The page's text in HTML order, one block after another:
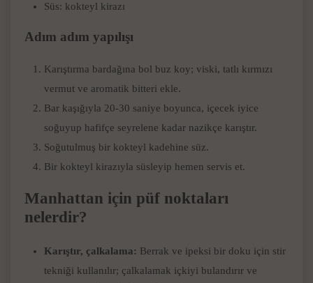
Süs: kokteyl kirazı
Adım adım yapılışı
Karıştırma bardağına bol buz koy; viski, tatlı kırmızı
vermut ve aromatik bitteri ekle.
Bar kaşığıyla 20-30 saniye boyunca, içecek iyice
soğuyup hafifçe seyrelene kadar nazikçe karıştır.
Soğutulmuş bir kokteyl kadehine süz.
Bir kokteyl kirazıyla süsleyip hemen servis et.
Manhattan için püf noktaları
nelerdir?
Karıştır, çalkalama: Berrak ve ipeksi bir doku için stir
tekniği kullanılır; çalkalamak içkiyi bulandırır ve